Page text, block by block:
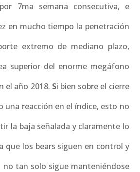
7ma semana consecutiva, e
en mucho tiempo la penetración
extremo de mediano plazo,
superior del enorme megáfono
el año 2018. Si bien sobre el cierre
una reacción en el índice, esto no
la baja señalada y claramente lo
que los bears siguen en control y
no tan solo sigue manteniéndose